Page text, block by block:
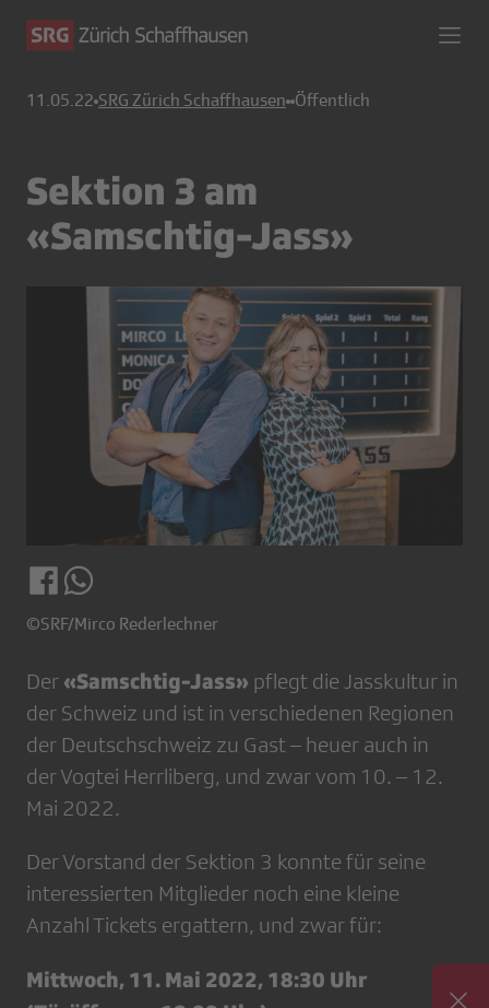
11.05.22 SRG Zürich Schaffhausen Öffentlich
Sektion 3 am
«Samschtig-Jass»
©SRF/Mirco Rederlechner
Der «Samschtig-Jass» pflegt die Jasskultur in
der Schweiz und ist in verschiedenen Regionen
der Deutschschweiz zu Gast – heuer auch in
der Vogtei Herrliberg, und zwar vom 10. – 12.
Mai 2022.
Der Vorstand der Sektion 3 konnte für seine
interessierten Mitglieder noch eine kleine
Anzahl Tickets ergattern, und zwar für:
Mittwoch, 11. Mai 2022, 18:30 Uhr